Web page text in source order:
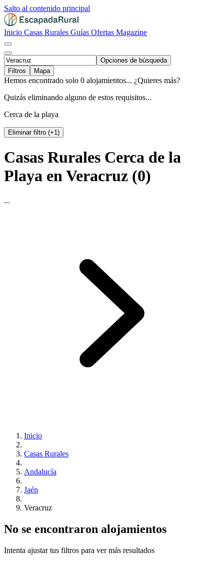
Salto al contenido principal
Inicio Casas Rurales Guías Ofertas Magazine
Opciones de búsqueda
Filtros
Mapa
Hemos encontrado solo 0 alojamientos... ¿Quieres más?
Quizás eliminando alguno de estos requisitos...
Cerca de la playa
Eliminar filtro (+1)
Casas Rurales Cerca de la
Playa en Veracruz (0)
...
Inicio
Casas Rurales
Andalucía
Jaén
Veracruz
No se encontraron alojamientos
Intenta ajustar tus filtros para ver más resultados